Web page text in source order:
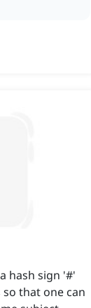
hash sign '#'
that one can